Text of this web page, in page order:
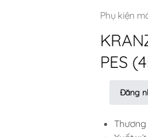
Phụ kiện
PES
Đăng
Thương